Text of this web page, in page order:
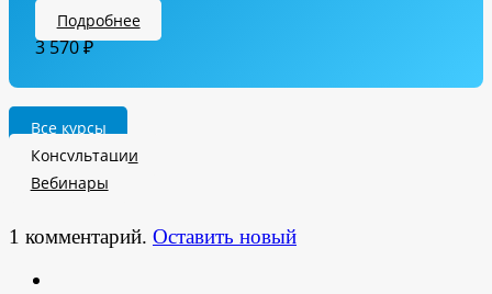
Подробнее
3 570₽
Все курсы
Консультации
Вебинары
1 комментарий. Оставить новый